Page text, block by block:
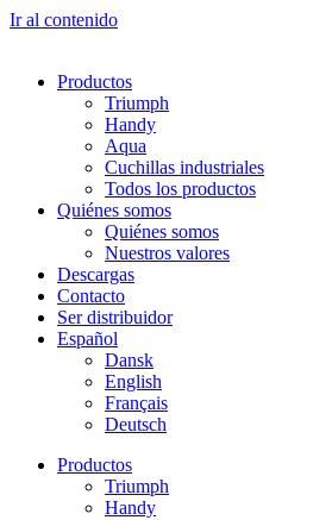
Ir al contenido
Productos
Triumph
Handy
Aqua
Cuchillas industriales
Todos los productos
Quiénes somos
Quiénes somos
Nuestros valores
Descargas
Contacto
Ser distribuidor
Español
Dansk
English
Français
Deutsch
Productos
Triumph
Handy